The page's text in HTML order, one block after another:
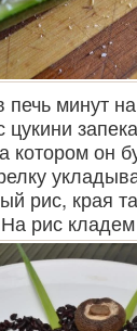
печь минут
цукини
он
рис, края
рис кладем